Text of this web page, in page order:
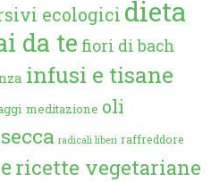
ecologici dieta
da te fiori di bach
infusi e tisane
meditazione oli
radicali liberi raffreddore
ricette vegetariane